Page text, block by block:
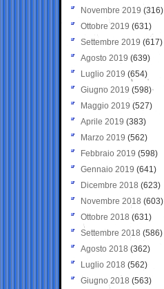
Novembre 2019 (316)
Ottobre 2019 (631)
Settembre 2019 (617)
Agosto 2019 (639)
Luglio 2019 (654)
Giugno 2019 (598)
Maggio 2019 (527)
Aprile 2019 (383)
Marzo 2019 (562)
Febbraio 2019 (598)
Gennaio 2019 (641)
Dicembre 2018 (623)
Novembre 2018 (603)
Ottobre 2018 (631)
Settembre 2018 (586)
Agosto 2018 (362)
Luglio 2018 (562)
Giugno 2018 (563)